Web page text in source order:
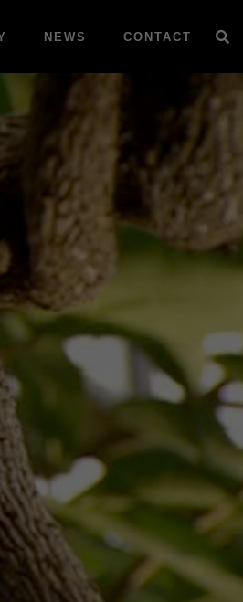
NEWS CONTACT